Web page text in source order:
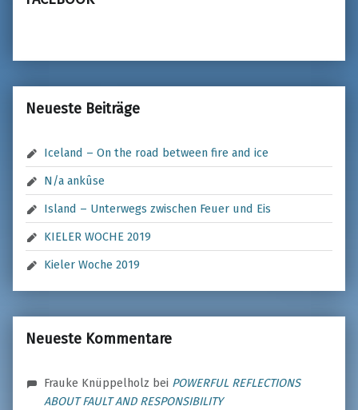
Neueste Beiträge
Iceland – On the road between fire and ice
N/a ankûse
Island – Unterwegs zwischen Feuer und Eis
KIELER WOCHE 2019
Kieler Woche 2019
Neueste Kommentare
Frauke Knüppelholz bei POWERFUL REFLECTIONS
ABOUT FAULT AND RESPONSIBILITY